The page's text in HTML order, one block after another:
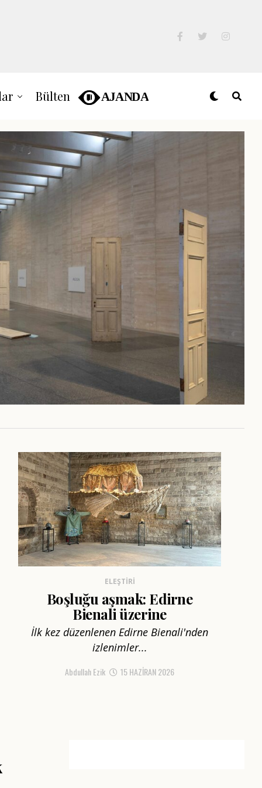
Bülten
ELEŞTIRI
Boşluğu aşmak: Edirne
Bienali üzerine
İlk kez düzenlenen Edirne Bienali'nden
izlenimler...
Abdullah Ezik 15 HAZIRAN 2026